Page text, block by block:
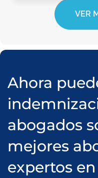
VER
Ahora
abogados
mejores
expertos